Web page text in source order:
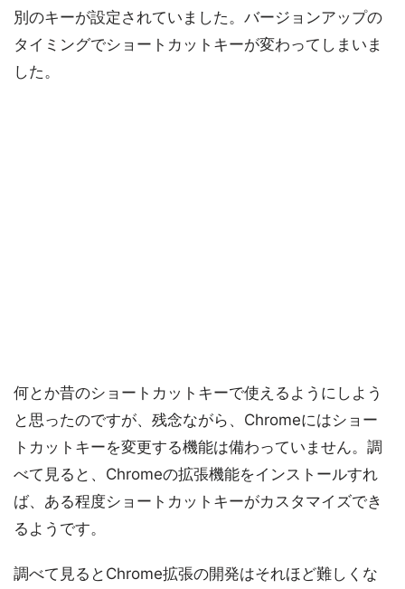
別のキーが設定されていました。バージョンアップの
タイミングでショートカットキーが変わってしまいま
した。
何とか昔のショートカットキーで使えるようにしよう
と思ったのですが、残念ながら、Chromeにはショー
トカットキーを変更する機能は備わっていません。調
べて見ると、Chromeの拡張機能をインストールすれ
ば、ある程度ショートカットキーがカスタマイズでき
るようです。
調べて見るとChrome拡張の開発はそれほど難しくな